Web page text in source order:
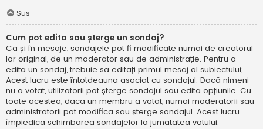
Sus
Cum pot edita sau șterge un sondaj?
Ca și în mesaje, sondajele pot fi modificate numai de creatorul
lor original, de un moderator sau de administrație. Pentru a
edita un sondaj, trebuie să editați primul mesaj al subiectului;
Acest lucru este întotdeauna asociat cu sondajul. Dacă nimeni
nu a votat, utilizatorii pot șterge sondajul sau edita opțiunile. Cu
toate acestea, dacă un membru a votat, numai moderatorii sau
administratorii pot modifica sau șterge sondajul. Acest lucru
împiedică schimbarea sondajelor la jumătatea votului.